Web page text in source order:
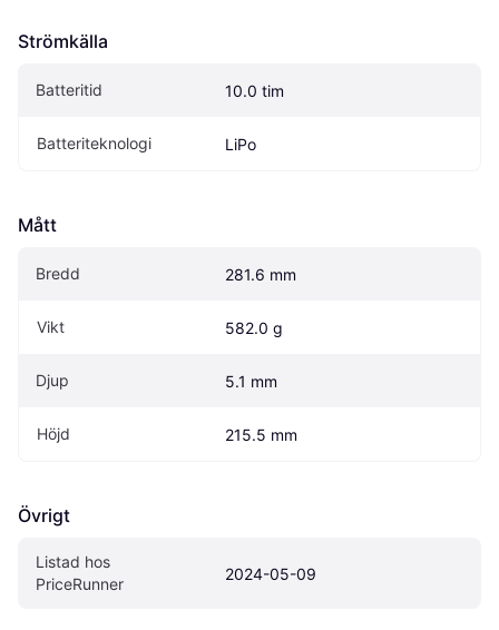
Strömkälla
Batteritid 10.0 tim
Batteriteknologi LiPo
Mått
Bredd 281.6 mm
Vikt 582.0 g
Djup 5.1 mm
Höjd 215.5 mm
Övrigt
Listad hos
PriceRunner
2024-05-09